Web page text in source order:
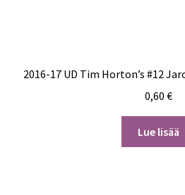
2016-17 UD Tim Horton’s #12
0,60 €
Lue lisää